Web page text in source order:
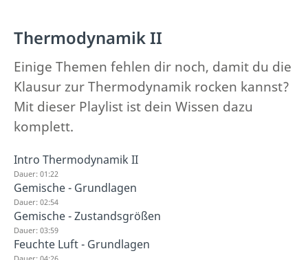
Thermodynamik II
Einige Themen fehlen dir noch, damit du die
Klausur zur Thermodynamik rocken kannst?
Mit dieser Playlist ist dein Wissen dazu
komplett.
Intro Thermodynamik II
Dauer: 01:22
Gemische - Grundlagen
Dauer: 02:54
Gemische - Zustandsgrößen
Dauer: 03:59
Feuchte Luft - Grundlagen
Dauer: 04:26